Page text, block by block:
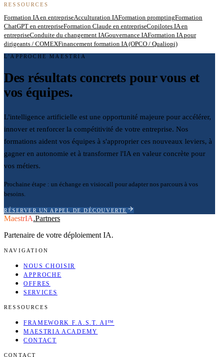
RESSOURCES
Formation IA en entrepriseAcculturation IAFormation promptingFormation
ChatGPT en entrepriseFormation Claude en entrepriseCopilotes IA en
entrepriseConduite du changement IAGouvernance IAFormation IA pour
dirigeants / COMEXFinancement formation IA (OPCO / Qualiopi)
L'APPROCHE MAESTRIA
Des résultats concrets pour vous et
vos équipes.
L'intelligence artificielle est une opportunité majeure pour accélérer,
innover et renforcer la compétitivité de votre entreprise. Nos
formations aident vos équipes à s'approprier ces nouveaux leviers, à
gagner en autonomie et à transformer l'IA en valeur concrète pour
vos métiers.
Prochaine étape : un échange en visiocall pour adapter nos parcours à vos
besoins.
RÉSERVER UN APPEL DE DÉCOUVERTE
MaestrIA.Partners
Partenaire de votre déploiement IA.
NAVIGATION
NOUS CHOISIR
APPROCHE
OFFRES
SERVICES
RESSOURCES
FRAMEWORK F.A.S.T. AI™
MAESTRIA ACADEMY
CONTACT
CONTACT